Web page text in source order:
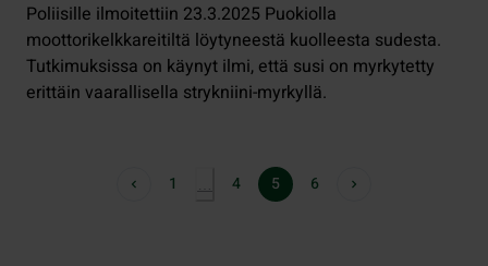
Poliisille ilmoitettiin 23.3.2025 Puokiolla
moottorikelkkareitiltä löytyneestä kuolleesta sudesta.
Tutkimuksissa on käynyt ilmi, että susi on myrkytetty
erittäin vaarallisella strykniini-myrkyllä.
1 … 4 5 6